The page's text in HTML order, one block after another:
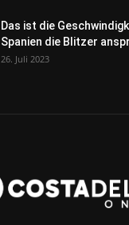
Das ist die
Spanien die Blitzer
26. Juli 2023